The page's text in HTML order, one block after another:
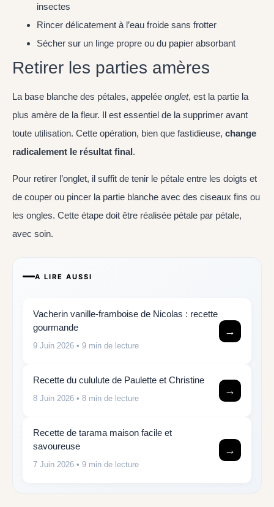
insectes
Rincer délicatement à l’eau froide sans frotter
Sécher sur un linge propre ou du papier absorbant
Retirer les parties amères
La base blanche des pétales, appelée onglet, est la partie la
plus amère de la fleur. Il est essentiel de la supprimer avant
toute utilisation. Cette opération, bien que fastidieuse, change
radicalement le résultat final.
Pour retirer l’onglet, il suffit de tenir le pétale entre les doigts et
de couper ou pincer la partie blanche avec des ciseaux fins ou
les ongles. Cette étape doit être réalisée pétale par pétale,
avec soin.
A LIRE AUSSI
Vacherin vanille-framboise de Nicolas : recette
gourmande
9 Juin 2026 • 9 min de lecture
→
Recette du cululute de Paulette et Christine
8 Juin 2026 • 8 min de lecture
→
Recette de tarama maison facile et
savoureuse
7 Juin 2026 • 9 min de lecture
→